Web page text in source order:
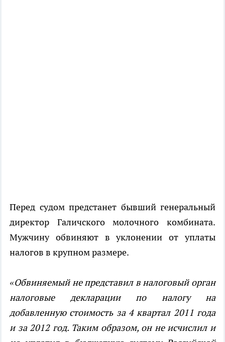
Перед судом предстанет бывший генеральный
директор Галичского молочного комбината.
Мужчину обвиняют в уклонении от уплаты
налогов в крупном размере.
«Обвиняемый не представил в налоговый орган
налоговые декларации по налогу на
добавленную стоимость за 4 квартал 2011 года
и за 2012 год. Таким образом, он не исчислил и